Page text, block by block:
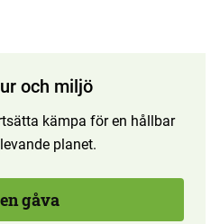
och miljö
kämpa för en hållbar
planet.
gåva